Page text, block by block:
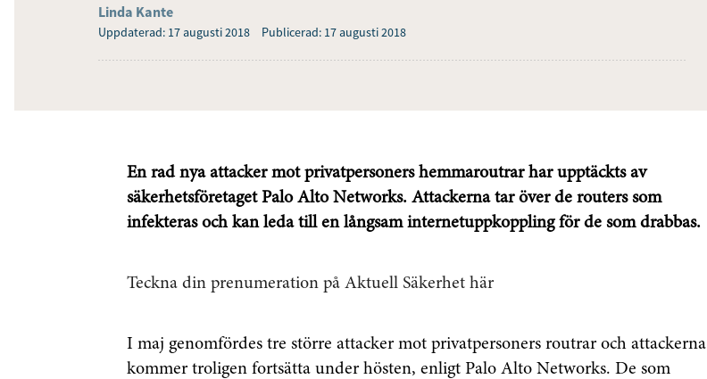
Linda Kante
Uppdaterad: 17 augusti 2018 Publicerad: 17 augusti 2018
En rad nya attacker mot privatpersoners hemmaroutrar har upptäckts av
säkerhetsföretaget Palo Alto Networks. Attackerna tar över de routers som
infekteras och kan leda till en långsam internetuppkoppling för de som drabbas.
Teckna din prenumeration på Aktuell Säkerhet här
I maj genomfördes tre större attacker mot privatpersoners routrar och attackerna
kommer troligen fortsätta under hösten, enligt Palo Alto Networks. De som